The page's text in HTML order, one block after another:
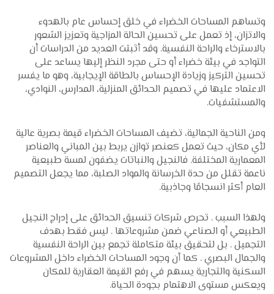
وتساهم المساحات الخضراء في خلق إحساس عام بالهدوء
والاتزان، إذ تعمل على تحسين الحالة المزاجية وتعزيز الشعور
بالاسترخاء والراحة النفسية. وقد أثبتت العديد من الدراسات أن
التواجد في بيئة خضراء أو حتى مجرد النظر إليها يساعد على
تحسين التركيز وزيادة الإحساس بالطاقة الإيجابية، وهو ما يفسر
الاعتماد عليها في تصميم الحدائق المنزلية، المدارس، النوادي،
والمستشفيات.
ومن الناحية الجمالية، تضيف المساحات الخضراء قيمة بصرية عالية
لأي مكان، حيث تعمل كعنصر توازن يربط بين المباني والعناصر
المعمارية المختلفة. فالنجيل والنباتات يضفون لمسة طبيعية
ناعمة تقلل من حدة الخرسانة والمواد الصلبة، مما يجعل التصميم
العام أكثر انسجامًا وجاذبية.
ولهذا السبب . تحرص شركات تنسيق الحدائق على إدراج النجيل
الطبيعي أو الصناعي ضمن مشروعاتها . ليس فقط بهدف
التجميل . بل لتحقيق بيئة متكاملة تجمع بين الراحة النفسية
والجمال البصري . كما أن وجود المساحات الخضراء داخل المشروعات
السكنية والتجارية يسهم في رفع القيمة العقارية للمكان
ويعكس مستوى الاهتمام بجودة الحياة.